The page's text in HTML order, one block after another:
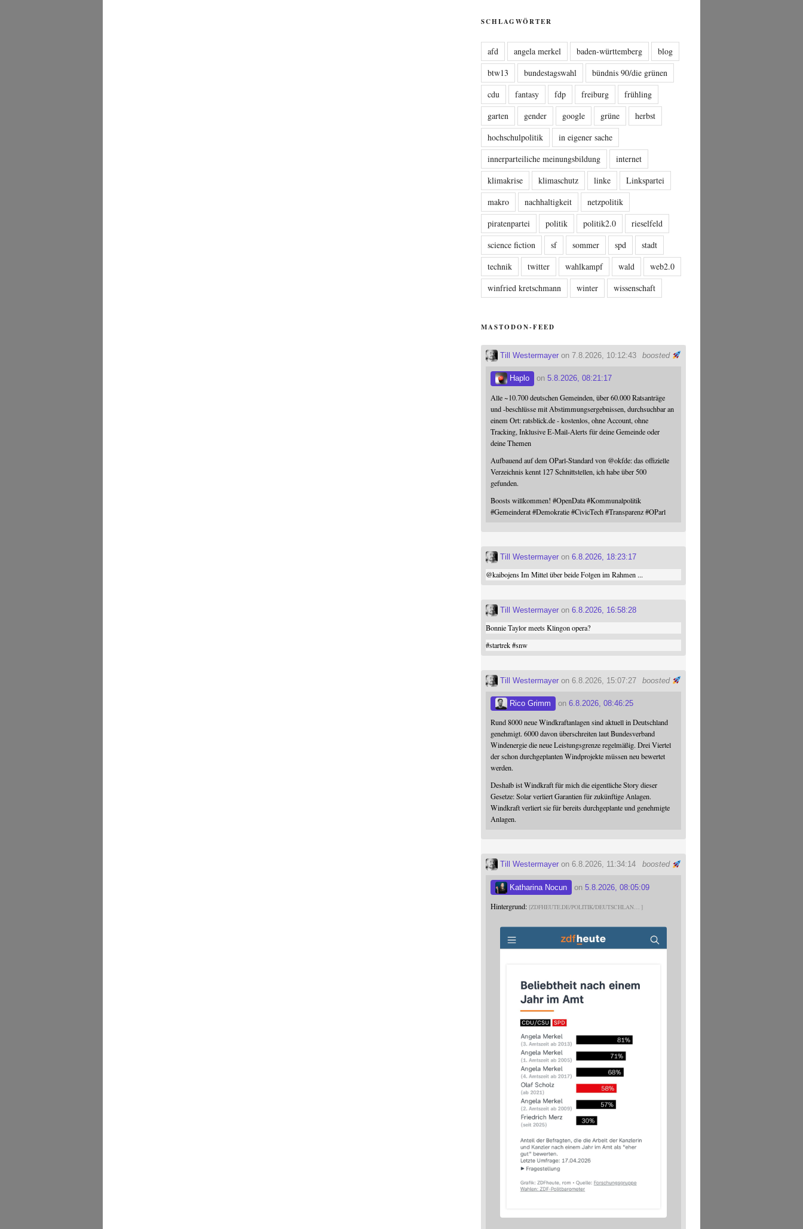
SCHLAGWÖRTER
afd angela merkel baden-württemberg
blog
btw13
bundestagswahl
bündnis 90/die grünen
cdu
fantasy fdp freiburg
frühling
garten
gender google grüne
herbst
hochschulpolitik
in eigener sache
innerparteiliche meinungsbildung
internet
klimakrise
klimaschutz linke
Linkspartei
makro
nachhaltigkeit
netzpolitik
piratenpartei
politik politik2.0
rieselfeld
science fiction
sf sommer spd
stadt
technik
twitter wahlkampf wald
web2.0
winfried kretschmann
winter wissenschaft
MASTODON-FEED
boosted
Till Westermayer on 7.8.2026, 10:12:43
Haplo on5.8.2026, 08:21:17
Alle ~10.700 deutschen Gemeinden, über 60.000 Ratsanträge
und -beschlüsse mit Abstimmungsergebnissen, durchsuchbar an
einem Ort: ratsblick.de - kostenlos, ohne Account, ohne
Tracking, Inklusive E-Mail-Alerts für deine Gemeinde oder
deine Themen
Aufbauend auf dem OParl-Standard von @okfde: das offizielle
Verzeichnis kennt 127 Schnittstellen, ich habe über 500
gefunden.
Boosts willkommen!#OpenData #Kommunalpolitik
#Gemeinderat #Demokratie #CivicTech #Transparenz #OParl
Till Westermayer on6.8.2026, 18:23:17
@kaibojensIm Mittel über beide Folgen im Rahmen ...
Till Westermayer on6.8.2026, 16:58:28
Bonnie Taylor meets Klingon opera?
#startrek #snw
boosted
Till Westermayer on 6.8.2026, 15:07:27
Rico Grimm on6.8.2026, 08:46:25
Rund 8000 neue Windkraftanlagen sind aktuell in Deutschland
genehmigt. 6000 davon überschreiten laut Bundesverband
Windenergie die neue Leistungsgrenze regelmäßig. Drei Viertel
der schon durchgeplanten Windprojekte müssen neu bewertet
werden.
Deshalb ist Windkraft für mich die eigentliche Story dieser
Gesetze: Solar verliert Garantien für zukünftige Anlagen.
Windkraft verliert sie für bereits durchgeplante und genehmigte
Anlagen.
boosted
Till Westermayer on 6.8.2026, 11:34:14
Katharina Nocun on5.8.2026, 08:05:09
Hintergrund: ZDFHEUTE.DE/POLITIK/DEUTSCHLAN